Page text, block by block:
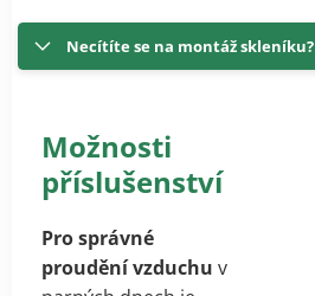
Necítíte se na montáž skleníku?
Možnosti
příslušenství
Pro správné
proudění vzduchu v